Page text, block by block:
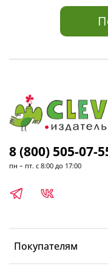
Покупателям
8 (800) 505-07-
пн – пт. с 8:00